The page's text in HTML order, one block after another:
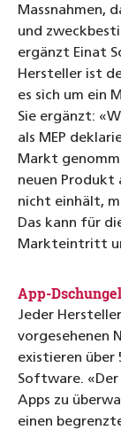
Massnahmen,
und
ergänzt Einat
Hersteller ist
es sich um ein
Sie ergänzt:
als MEP
Markt
neuen
nicht einhält,
Das kann für
Markteintritt
App-Dschungel
Jeder
vorgesehenen
existieren über
Software.
Apps zu
einen